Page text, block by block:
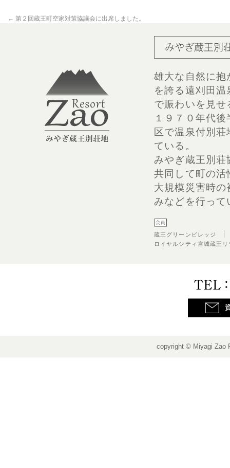
← 第２回蔵王町空家対策協議会に出席しました。
雄大な自然に
を誇る遠刈田
で賑わいを見せ
１９７０年代
区で温泉付別
ている。
みやぎ蔵王別
共同して町の
大規模災害時
みなどを行って
蔵王グリーンビレッジ
ロイヤルシティ宮城蔵王リ
copyright © Miyagi Zao